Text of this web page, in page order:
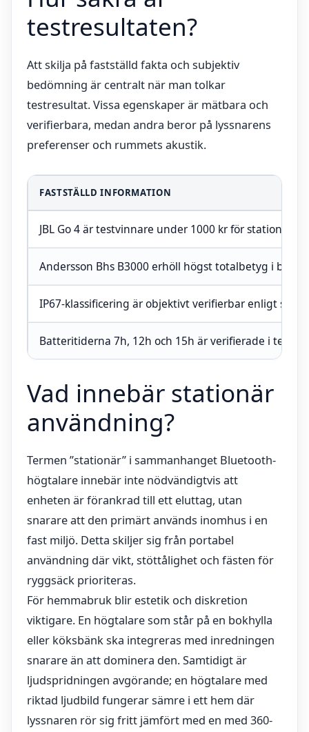
testresultaten?
Att skilja på fastställd fakta och subjektiv
bedömning är centralt när man tolkar
testresultat. Vissa egenskaper är mätbara och
verifierbara, medan andra beror på lyssnarens
preferenser och rummets akustik.
FASTSTÄLLD INFORMATION
JBL Go 4 är testvinnare under 1000 kr för stationär
Andersson Bhs B3000 erhöll högst totalbetyg i
IP67-klassificering är objektivt verifierbar enligt
Batteritiderna 7h, 12h och 15h är verifierade i test
Vad innebär stationär
användning?
Termen ”stationär” i sammanhanget Bluetooth-
högtalare innebär inte nödvändigtvis att
enheten är förankrad till ett eluttag, utan
snarare att den primärt används inomhus i en
fast miljö. Detta skiljer sig från portabel
användning där vikt, stöttålighet och fästen för
ryggsäck prioriteras.
För hemmabruk blir estetik och diskretion
viktigare. En högtalare som står på en bokhylla
eller köksbänk ska integreras med inredningen
snarare än att dominera den. Samtidigt är
ljudspridningen avgörande; en högtalare med
riktad ljudbild fungerar sämre i ett hem där
lyssnaren rör sig fritt jämfört med en med 360-